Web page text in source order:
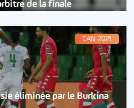
de la finale
CAN 2021
éliminée par le Burkina